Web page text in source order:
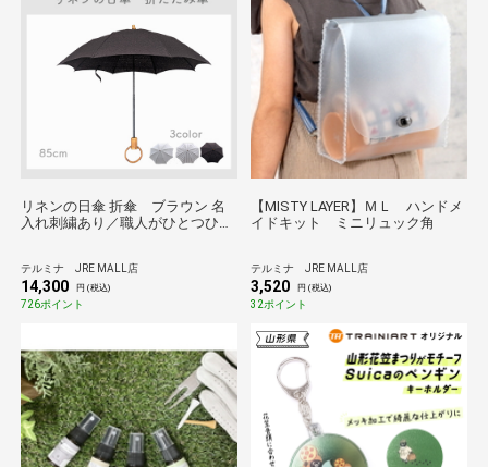
リネンの日傘 折傘 ブラウン 名
入れ刺繍あり／職人がひとつひと
テルミナ JRE MALL店
14,300 円 (税込)
726ポイント
【MISTY LAYER】ＭＬ ハンドメ
イドキット ミニリュック角
テルミナ JRE MALL店
3,520 円 (税込)
32ポイント